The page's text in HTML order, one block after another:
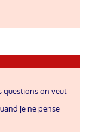
questions on veut
je ne pense